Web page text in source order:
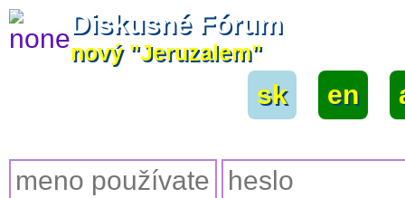
Diskusné Fórum
nový "Jeruzalem"
sk en